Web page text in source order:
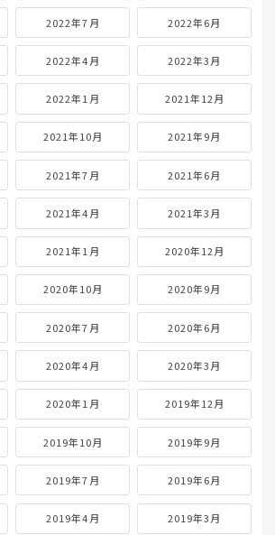
2022年7月 2022年6月
2022年4月 2022年3月
2022年1月 2021年12月
2021年10月 2021年9月
2021年7月 2021年6月
2021年4月 2021年3月
2021年1月 2020年12月
2020年10月 2020年9月
2020年7月 2020年6月
2020年4月 2020年3月
2020年1月 2019年12月
2019年10月 2019年9月
2019年7月 2019年6月
2019年4月 2019年3月